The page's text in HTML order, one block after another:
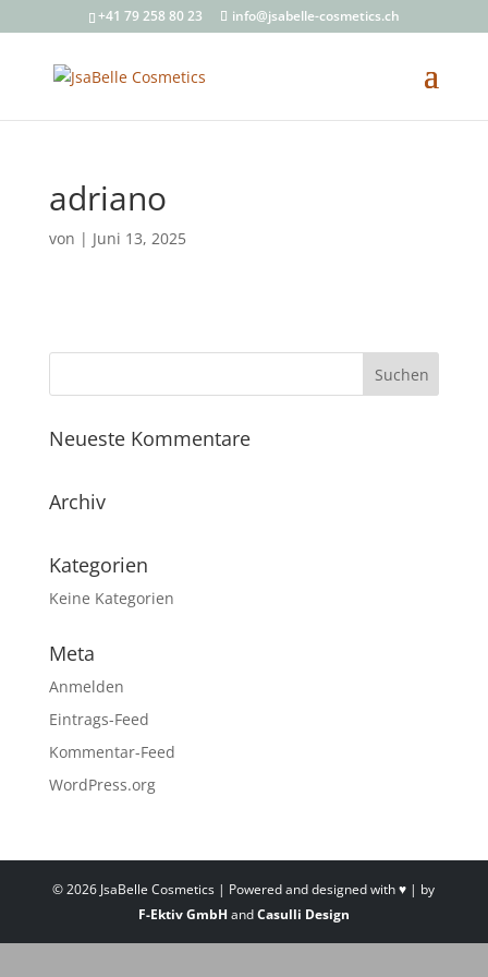
+41 79 258 80 23 info@jsabelle-cosmetics.ch
adriano
von | Juni 13, 2025
Neueste Kommentare
Archiv
Kategorien
Keine Kategorien
Meta
Anmelden
Eintrags-Feed
Kommentar-Feed
WordPress.org
© 2026 JsaBelle Cosmetics | Powered and designed with ♥ | by
F-Ektiv GmbH andCasulli Design